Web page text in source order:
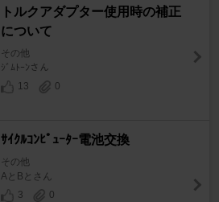
トルクアダプター使用時の補正
について
その他
ｼﾞﾑﾄｰﾝさん
13
0
ｻｲｸﾙｺﾝﾋﾟｭｰﾀｰ電池交換
その他
AとBとさん
3
0